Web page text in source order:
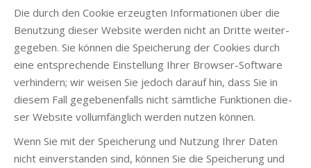
Die durch den Coo­kie erzeug­ten Infor­ma­tio­nen über die
Benut­zung die­ser Web­site wer­den nicht an Drit­te wei­ter­
ge­ge­ben. Sie kön­nen die Spei­che­rung der Coo­kies durch
eine ent­spre­chen­de Ein­stel­lung Ihrer Brow­ser-Soft­ware
ver­hin­dern; wir wei­sen Sie jedoch dar­auf hin, dass Sie in
die­sem Fall gege­be­nen­falls nicht sämt­li­che Funk­tio­nen die­
ser Web­site voll­um­fäng­lich wer­den nut­zen können.
Wenn Sie mit der Spei­che­rung und Nut­zung Ihrer Daten
nicht ein­ver­stan­den sind, kön­nen Sie die Spei­che­rung und